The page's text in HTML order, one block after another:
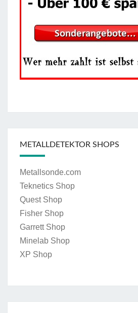
METALLDETEKTOR SHOPS
Metallsonde.com
Teknetics Shop
Quest Shop
Fisher Shop
Garrett Shop
Minelab Shop
XP Shop